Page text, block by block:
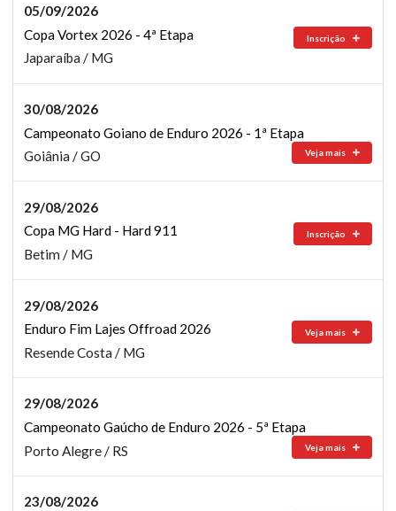
05/09/2026
Copa Vortex 2026 - 4ª Etapa
Inscrição
Japaraíba / MG
30/08/2026
Campeonato Goiano de Enduro 2026 - 1ª Etapa
Veja mais
Goiânia / GO
29/08/2026
Copa MG Hard - Hard 911
Inscrição
Betim / MG
29/08/2026
Enduro Fim Lajes Offroad 2026
Veja mais
Resende Costa / MG
29/08/2026
Campeonato Gaúcho de Enduro 2026 - 5ª Etapa
Veja mais
Porto Alegre / RS
23/08/2026